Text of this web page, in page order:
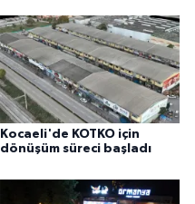
Kocaeli'de KOTKO için
dönüşüm süreci başladı